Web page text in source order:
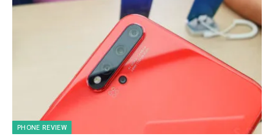
PHONE REVIEW